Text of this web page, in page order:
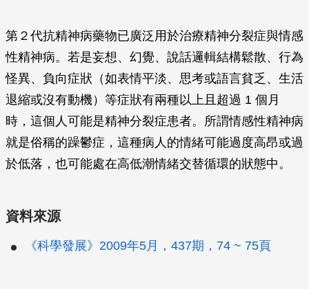
第２代抗精神病藥物已廣泛用於治療精神分裂症與情感
性精神病。若是妄想、幻覺、說話邏輯結構鬆散、行為
怪異、負向症狀（如表情平淡、思考或語言貧乏、生活
退縮或沒有動機）等症狀有兩種以上且超過 1 個月
時，這個人可能是精神分裂症患者。所謂情感性精神病
就是俗稱的躁鬱症，這種病人的情緒可能過度高昂或過
於低落，也可能處在高低潮情緒交替循環的狀態中。
資料來源
《科學發展》2009年5月，437期，74 ~ 75頁